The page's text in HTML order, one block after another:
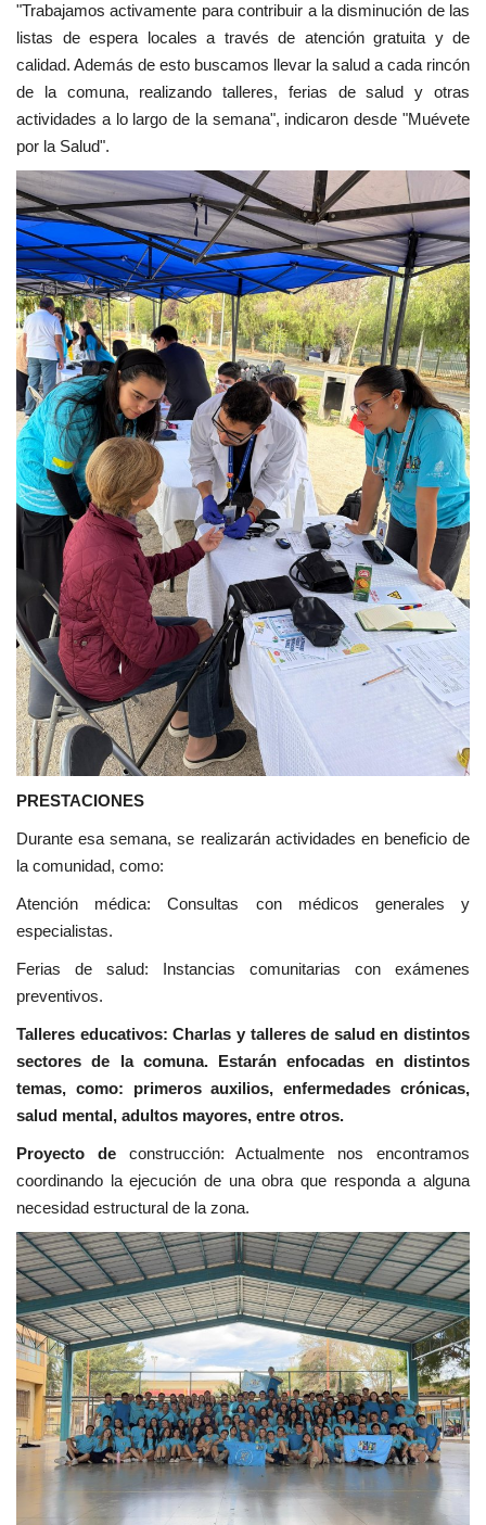
"Trabajamos activamente para contribuir a la disminución de las
listas de espera locales a través de atención gratuita y de
calidad. Además de esto buscamos llevar la salud a cada rincón
de la comuna, realizando talleres, ferias de salud y otras
actividades a lo largo de la semana", indicaron desde "Muévete
por la Salud".
PRESTACIONES
Durante esa semana, se realizarán actividades en beneficio de
la comunidad, como:
Atención médica: Consultas con médicos generales y
especialistas.
Ferias de salud: Instancias comunitarias con exámenes
preventivos.
Talleres educativos: Charlas y talleres de salud en distintos
sectores de la comuna. Estarán enfocadas en distintos
temas, como: primeros auxilios, enfermedades crónicas,
salud mental, adultos mayores, entre otros.
Proyecto deconstrucción: Actualmente nos encontramos
coordinando la ejecución de una obra que responda a alguna
necesidad estructural de la zona.